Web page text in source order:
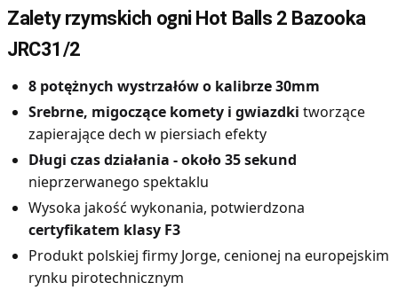
Zalety rzymskich ogni Hot Balls 2 Bazooka
JRC31/2
8 potężnych wystrzałów o kalibrze 30mm
Srebrne, migoczące komety i gwiazdki tworzące
zapierające dech w piersiach efekty
Długi czas działania - około 35 sekund
nieprzerwanego spektaklu
Wysoka jakość wykonania, potwierdzona
certyfikatem klasy F3
Produkt polskiej firmy Jorge, cenionej na europejskim
rynku pirotechnicznym